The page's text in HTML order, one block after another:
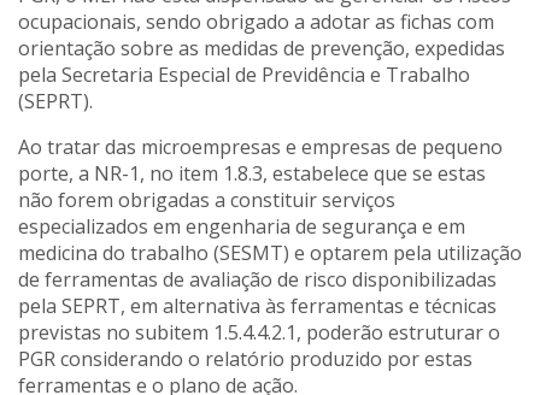
ocupacionais, sendo obrigado a adotar as fichas com
orientação sobre as medidas de prevenção, expedidas
pela Secretaria Especial de Previdência e Trabalho
(SEPRT).
Ao tratar das microempresas e empresas de pequeno
porte, a NR-1, no item 1.8.3, estabelece que se estas
não forem obrigadas a constituir serviços
especializados em engenharia de segurança e em
medicina do trabalho (SESMT) e optarem pela utilização
de ferramentas de avaliação de risco disponibilizadas
pela SEPRT, em alternativa às ferramentas e técnicas
previstas no subitem 1.5.4.4.2.1, poderão estruturar o
PGR considerando o relatório produzido por estas
ferramentas e o plano de ação.